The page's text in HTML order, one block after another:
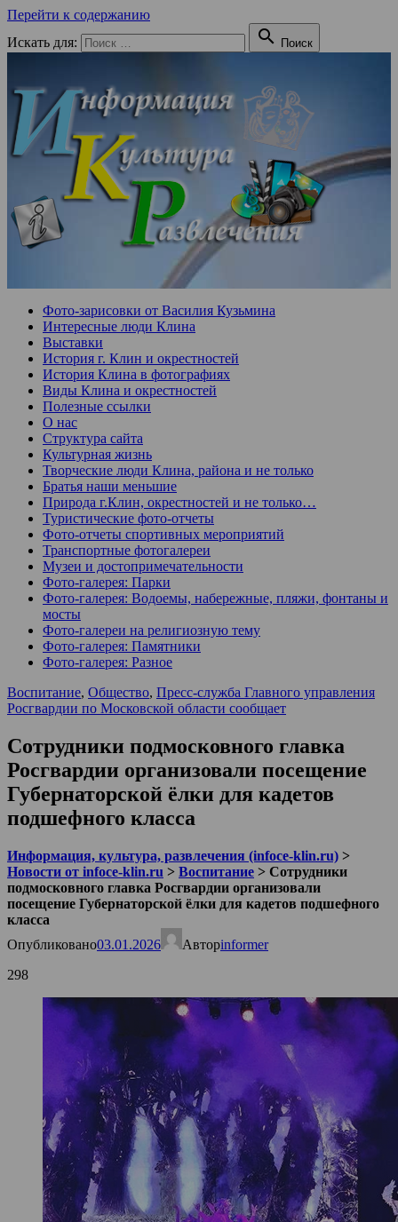
Перейти к содержанию
Искать для:
 Поиск
Фото-зарисовки от Василия Кузьмина
Интересные люди Клина
Выставки
История г. Клин и окрестностей
История Клина в фотографиях
Виды Клина и окрестностей
Полезные ссылки
О нас
Структура сайта
Культурная жизнь
Творческие люди Клина, района и не только
Братья наши меньшие
Природа г.Клин, окрестностей и не только…
Туристические фото-отчеты
Фото-отчеты спортивных мероприятий
Транспортные фотогалереи
Музеи и достопримечательности
Фото-галерея: Парки
Фото-галерея: Водоемы, набережные, пляжи, фонтаны и
мосты
Фото-галереи на религиозную тему
Фото-галерея: Памятники
Фото-галерея: Разное
Воспитание, Общество, Пресс-служба Главного управления
Росгвардии по Московской области сообщает
Сотрудники подмосковного главка
Росгвардии организовали посещение
Губернаторской ёлки для кадетов
подшефного класса
Информация, культура, развлечения (infoce-klin.ru) >
Новости от infoce-klin.ru > Воспитание > Сотрудники
подмосковного главка Росгвардии организовали
посещение Губернаторской ёлки для кадетов подшефного
класса
Опубликовано03.01.2026 Авторinformer
298